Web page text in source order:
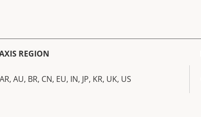
REGION
AR, AU, BR, CN, EU, IN, JP, KR, UK, US